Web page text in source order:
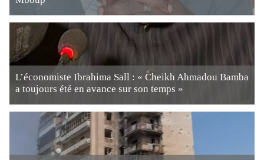
L’économiste Ibrahima Sall : « Cheikh Ahmadou Bamba
a toujours été en avance sur son temps »